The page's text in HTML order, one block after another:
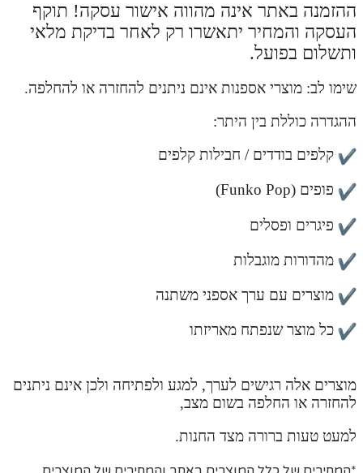
ההזמנה באתר אינה מהווה אישור עסקה! תוקף
העסקה והמחיר יתאשרו רק לאחר בדיקת מלאי
ותשלום בפועל.
שימו לב: מוצרי אספנות אינם ניתנים להחזרה או להחלפה.
ההגדרה כוללת בין היתר:
קלפים בודדים / חבילות קלפים
פופים (Funko Pop)
פיגרים ופסלים
מהדורות מוגבלות
מוצרים עם ערך אספני משתנה
כל מוצר שנפתח מאריזתו
מוצרים אלה רגישים לערך, למגע ולפתיחה ולכן אינם ניתנים
להחזרה או החלפה בשום מצב,
למעט טעות ברורה מצד החנות.